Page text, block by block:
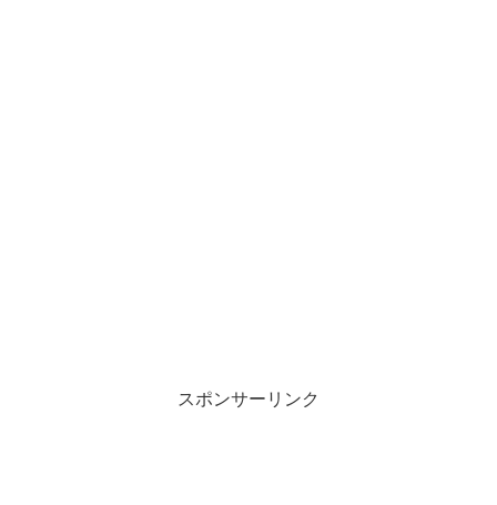
スポンサーリンク